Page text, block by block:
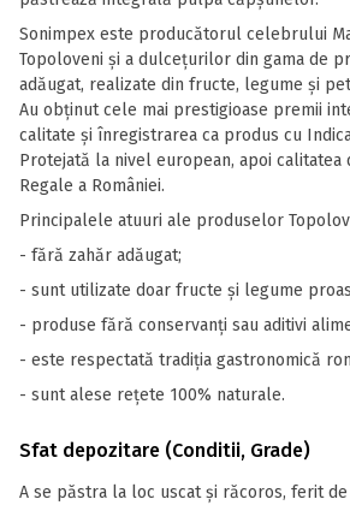
Sonimpex este producătorul celebrului
Topoloveni și a dulcețurilor din gama de
adăugat, realizate din fructe, legume și
Au obținut cele mai prestigioase premii
calitate și înregistrarea ca produs cu
Protejată la nivel european, apoi calitatea
Regale a României.
Principalele atuuri ale produselor
- fără zahăr adăugat;
- sunt utilizate doar fructe și legume
- produse fără conservanți sau aditivi
- este respectată tradiția gastronomică
- sunt alese rețete 100% naturale.
Sfat depozitare (Conditii, Grade)
A se păstra la loc uscat și răcoros, ferit